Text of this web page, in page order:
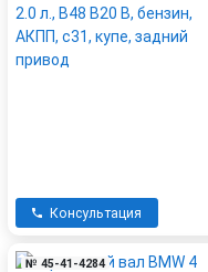
Консультация
№ 45-41-4284